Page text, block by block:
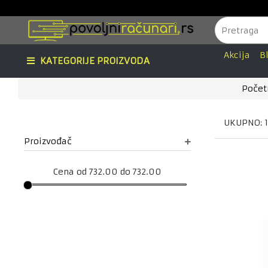
KATEGORIJE PROIZVODA Akcija
Proizvođač
Cena od 732.00 do 732.00
UKUPNO: